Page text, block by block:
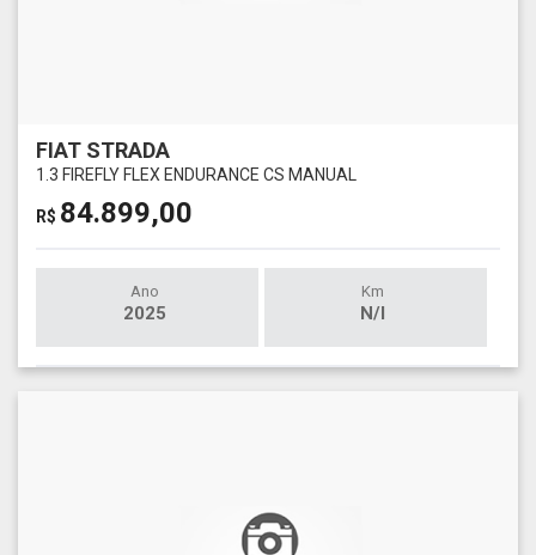
FIAT STRADA
1.3 FIREFLY FLEX ENDURANCE CS MANUAL
R$ 84.899,00
Ano
2025
Km
N/I